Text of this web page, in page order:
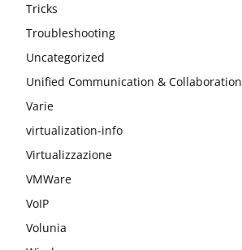
Tricks
Troubleshooting
Uncategorized
Unified Communication & Collaboration
Varie
virtualization-info
Virtualizzazione
VMWare
VoIP
Volunia